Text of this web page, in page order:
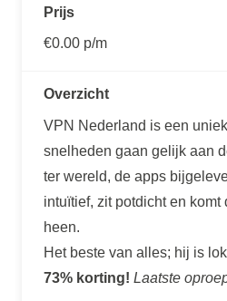
Prijs
€0.00 p/m
Overzicht
VPN Nederland is een
snelheden gaan gelijk aan
ter wereld, de apps
intuïtief, zit potdicht en
heen.
Het beste van alles; hij is
73% korting! Laatste